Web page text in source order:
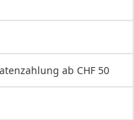
ab CHF 50